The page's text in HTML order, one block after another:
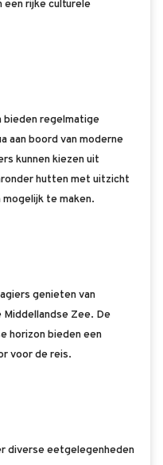
een rijke culturele
bieden regelmatige
aan boord van moderne
kunnen kiezen uit
hutten met uitzicht
mogelijk te maken.
genieten van
Zee. De
horizon bieden een
voor de reis.
diverse eetgelegenheden